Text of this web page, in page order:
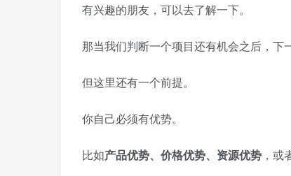
有兴趣的朋友，可以去了解一下。
那当我们判断一个项目还有机会之后，下
但这里还有一个前提。
你自己必须有优势。
比如产品优势、价格优势、资源优势 ，或